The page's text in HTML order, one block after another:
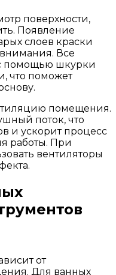
поверхности,
Появление
слоев краски
Все
помощью шкурки
что поможет
помещения.
поток, что
и ускорит процесс
работы. При
вентиляторы
от
Для ванных